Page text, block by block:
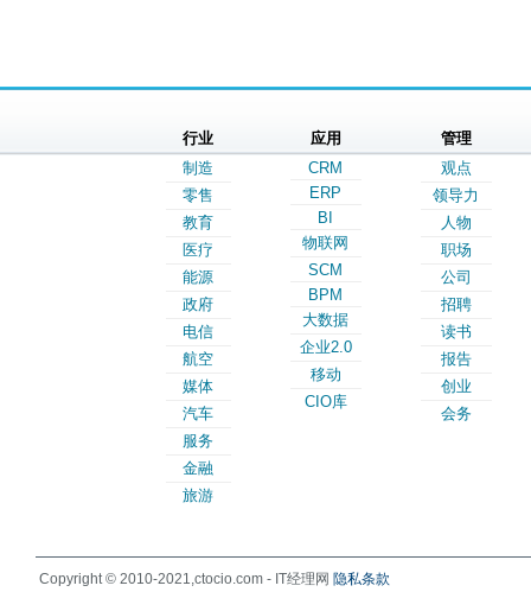
行业
制造
零售
教育
医疗
能源
政府
电信
航空
媒体
汽车
服务
金融
旅游
应用
CRM
ERP
BI
物联网
SCM
BPM
大数据
企业2.0
移动
CIO库
管理
观点
领导力
人物
职场
公司
招聘
读书
报告
创业
会务
Copyright © 2010-2021,ctocio.com - IT经理网 隐私条款